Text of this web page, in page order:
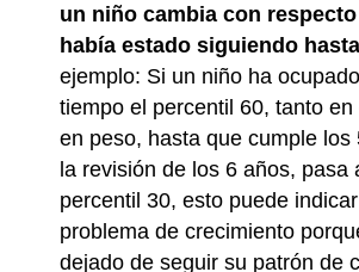
un niño cambia con
había estado siguiendo
ejemplo: Si un niño ha
tiempo el percentil 60, tanto
en peso, hasta que cumple los
la revisión de los 6 años, pasa
percentil 30, esto puede
problema de crecimiento
dejado de seguir su patrón de